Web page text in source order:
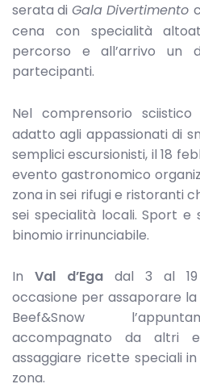
serata di Gala Divertimento
cena con specialità
percorso e all’arrivo un
partecipanti.
Nel comprensorio sciistico
adatto agli appassionati di
semplici escursionisti, il 18
evento gastronomico
zona in sei rifugi e ristoranti
sei specialità locali. Sport e
binomio irrinunciabile.
In Val d’Egadal 3 al 19
occasione per assaporare
Beef&Snow
accompagnato da altri
assaggiare ricette speciali
zona.